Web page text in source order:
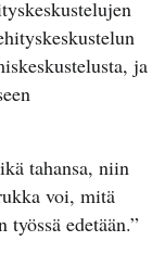
ja
tahansa, niin
voi, mitä
edetään.”